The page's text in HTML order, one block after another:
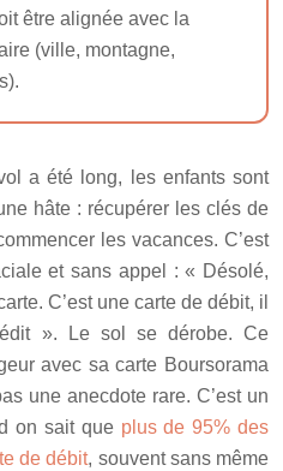
être alignée avec la
(ville, montagne,
a été long, les enfants sont
hâte : récupérer les clés de
les vacances. C’est
et sans appel : « Désolé,
C’est une carte de débit, il
». Le sol se dérobe. Ce
avec sa carte Boursorama
une anecdote rare. C’est un
on sait que plus de 95% des
de débit, souvent sans même